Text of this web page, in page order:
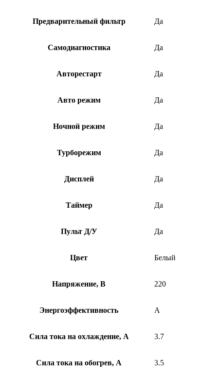
Предварительный фильтр Да
Самодиагностика Да
Авторестарт Да
Авто режим Да
Ночной режим Да
Турборежим Да
Дисплей Да
Таймер Да
Пульт Д/У Да
Цвет Белый
Напряжение, В 220
Энергоэффективность A
Сила тока на охлаждение, А 3.7
Сила тока на обогрев, А 3.5